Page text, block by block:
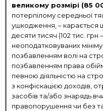
великому розмірі (85
потерпілому середньої
ушкодження, – карається
десяти тисяч (102 тис. грн
неоподатковуваних
позбавленням волі на
позбавленням права
певною діяльністю на
з конфіскацією доходів,
засобів та/або знарядь
правопорушення чи без